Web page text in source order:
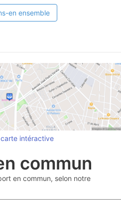
en ensemble
intéractive
commun
en commun, selon notre